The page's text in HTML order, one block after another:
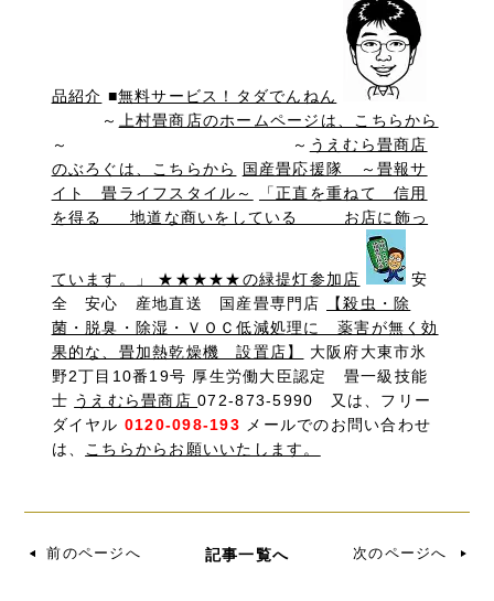
品紹介 ■無料サービス！タダでんねん
～
上村畳商店のホームページは、こちらから
～ ～ うえむら畳商店
のぶろぐは、こちらから
国産畳応援隊 ～畳報サ
イト 畳ライフスタイル～
「正直を重ねて 信用
を得る 地道な商いをしている お店に飾っ
ています。」 ★★★★★の緑提灯参加店
安
全 安心 産地直送 国産畳専門店
【殺虫・除
菌・脱臭・除湿・ＶＯＣ低減処理に 薬害が無く効
果的な、畳加熱乾燥機 設置店】
大阪府大東市氷
野2丁目10番19号 厚生労働大臣認定 畳一級技能
士 うえむら畳商店072-873-5990 又は、フリー
ダイヤル 0120-098-193
メールでのお問い合わせ
は、
こちらからお願いいたします。
前のページへ 記事一覧へ 次のページへ